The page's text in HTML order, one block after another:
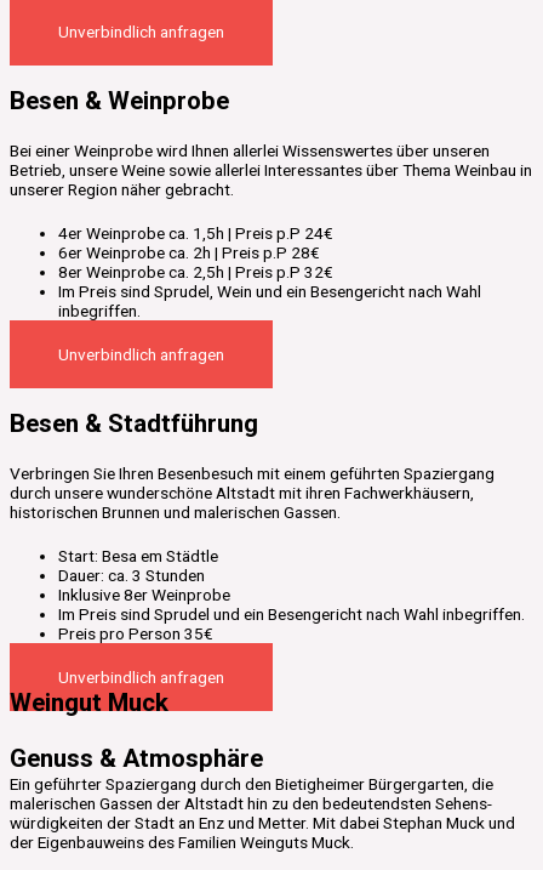
Unverbindlich anfragen
Besen & Weinprobe
Bei einer Weinprobe wird Ihnen allerlei Wissenswertes über unseren
Betrieb, unsere Weine sowie allerlei Interessantes über Thema Weinbau in
unserer Region näher gebracht.
4er Weinprobe ca. 1,5h | Preis p.P 24€
6er Weinprobe ca. 2h | Preis p.P 28€
8er Weinprobe ca. 2,5h | Preis p.P 32€
Im Preis sind Sprudel, Wein und ein Besengericht nach Wahl
inbegriffen.
Unverbindlich anfragen
Besen & Stadtführung
Verbringen Sie Ihren Besenbesuch mit einem geführten Spaziergang
durch unsere wunderschöne Altstadt mit ihren Fachwerkhäusern,
historischen Brunnen und malerischen Gassen.
Start: Besa em Städtle
Dauer: ca. 3 Stunden
Inklusive 8er Weinprobe
Im Preis sind Sprudel und ein Besengericht nach Wahl inbegriffen.
Preis pro Person 35€
Unverbindlich anfragen
Weingut Muck
Genuss & Atmosphäre
Ein ge­führter Spazier­gang durch den Bietig­heimer Bürger­garten, die
malerischen Gassen der Alt­stadt hin zu den be­deutendsten Sehens­
würdig­keiten der Stadt an Enz und Metter. Mit dabei Stephan Muck und
der Eigenbauweins des Familien Weinguts Muck.